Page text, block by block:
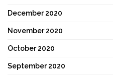
December 2020
November 2020
October 2020
September 2020